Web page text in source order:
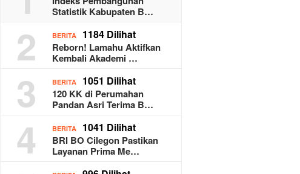
Statistik Kabupaten B…
2 BERITA 1184 Dilihat
Reborn! Lamahu Aktifkan
Kembali Akademi …
3 BERITA 1051 Dilihat
120 KK di Perumahan
Pandan Asri Terima B…
4 BERITA 1041 Dilihat
BRI BO Cilegon Pastikan
Layanan Prima Me…